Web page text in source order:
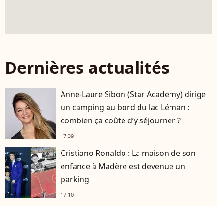
Dernières actualités
Anne-Laure Sibon (Star Academy) dirige
un camping au bord du lac Léman :
combien ça coûte d’y séjourner ?
17:39
Cristiano Ronaldo : La maison de son
enfance à Madère est devenue un
parking
17:10